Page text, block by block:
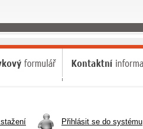
Přihlásit se do systému